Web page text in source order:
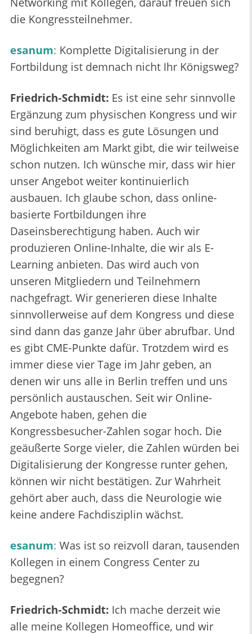
die Kongressteilnehmer.
esanum: Komplette Digitalisierung in der
Fortbildung ist demnach nicht Ihr Königsweg?
Friedrich-Schmidt: Es ist eine sehr sinnvolle
Ergänzung zum physischen Kongress und wir
sind beruhigt, dass es gute Lösungen und
Möglichkeiten am Markt gibt, die wir teilweise
schon nutzen. Ich wünsche mir, dass wir hier
unser Angebot weiter kontinuierlich
ausbauen. Ich glaube schon, dass online-
basierte Fortbildungen ihre
Daseinsberechtigung haben. Auch wir
produzieren Online-Inhalte, die wir als E-
Learning anbieten. Das wird auch von
unseren Mitgliedern und Teilnehmern
nachgefragt. Wir generieren diese Inhalte
sinnvollerweise auf dem Kongress und diese
sind dann das ganze Jahr über abrufbar. Und
es gibt CME-Punkte dafür. Trotzdem wird es
immer diese vier Tage im Jahr geben, an
denen wir uns alle in Berlin treffen und uns
persönlich austauschen. Seit wir Online-
Angebote haben, gehen die
Kongressbesucher-Zahlen sogar hoch. Die
geäußerte Sorge vieler, die Zahlen würden bei
Digitalisierung der Kongresse runter gehen,
können wir nicht bestätigen. Zur Wahrheit
gehört aber auch, dass die Neurologie wie
keine andere Fachdisziplin wächst.
esanum: Was ist so reizvoll daran, tausenden
Kollegen in einem Congress Center zu
begegnen?
Friedrich-Schmidt: Ich mache derzeit wie
alle meine Kollegen Homeoffice, und wir